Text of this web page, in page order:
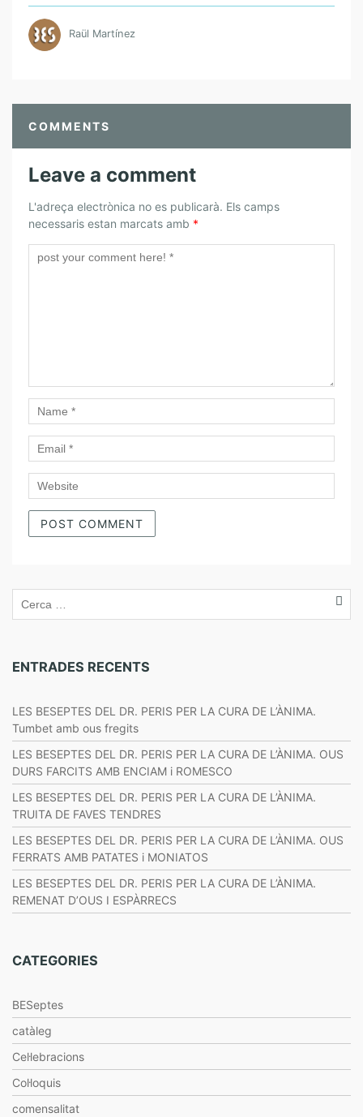
Raül Martínez
COMMENTS
Leave a comment
L'adreça electrònica no es publicarà. Els camps
necessaris estan marcats amb *
ENTRADES RECENTS
LES BESEPTES DEL DR. PERIS PER LA CURA DE L’ÀNIMA.
Tumbet amb ous fregits
LES BESEPTES DEL DR. PERIS PER LA CURA DE L’ÀNIMA. OUS
DURS FARCITS AMB ENCIAM i ROMESCO
LES BESEPTES DEL DR. PERIS PER LA CURA DE L’ÀNIMA.
TRUITA DE FAVES TENDRES
LES BESEPTES DEL DR. PERIS PER LA CURA DE L’ÀNIMA. OUS
FERRATS AMB PATATES i MONIATOS
LES BESEPTES DEL DR. PERIS PER LA CURA DE L’ÀNIMA.
REMENAT D’OUS I ESPÀRRECS
CATEGORIES
BESeptes
catàleg
Cel·lebracions
Col·loquis
comensalitat